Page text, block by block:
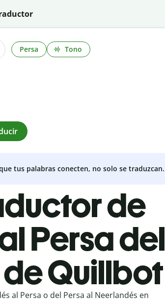
Persa Tono
tus palabras conecten, no solo se traduzcan.
de
Persa del
Quillbot
al Persa o del Persa al Neerlandés en